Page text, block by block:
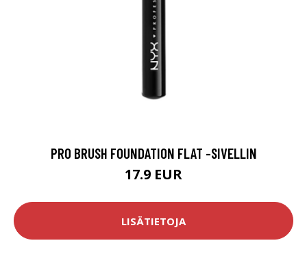
PRO BRUSH FOUNDATION FLAT -SIVELLIN
17.9 EUR
LISÄTIETOJA